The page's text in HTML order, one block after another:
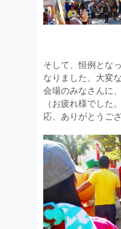
そして、恒例とな
なりました。大変
会場のみなさんに
（お疲れ様でした
応、ありがとうご